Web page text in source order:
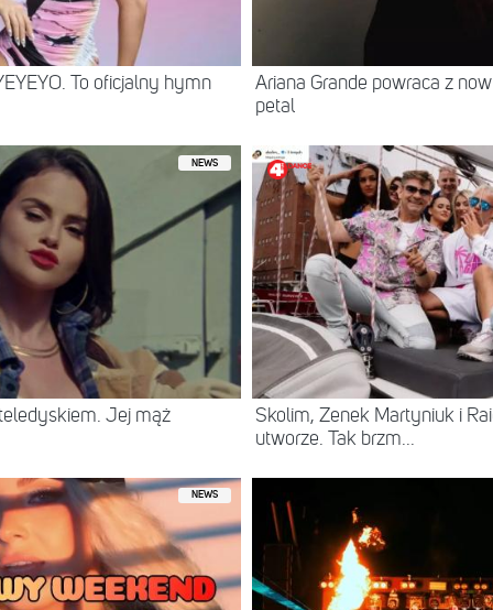
To oficjalny hymn
Ariana Grande powraca z
petal
NEWS
Jej mąż
Skolim, Zenek Martyniuk i
utworze. Tak brzm...
NEWS